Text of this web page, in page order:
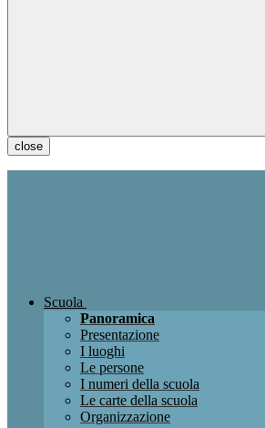
close
Scuola
Panoramica
Presentazione
I luoghi
Le persone
I numeri della scuola
Le carte della scuola
Organizzazione